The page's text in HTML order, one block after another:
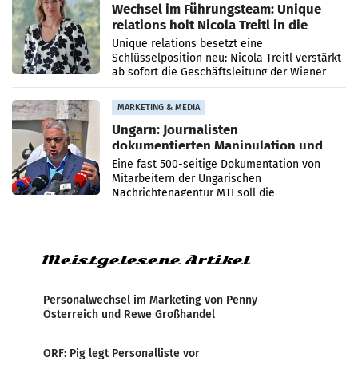
Wechsel im Führungsteam: Unique
relations holt Nicola Treitl in die
Geschäftsleitung
Unique relations besetzt eine
Schlüsselposition neu: Nicola Treitl verstärkt
ab sofort die Geschäftsleitung der Wiener
PR-Agentur an der Seite von Josef Kalina und
Anna Kalina-Mahr.
MARKETING & MEDIA
Ungarn: Journalisten
dokumentierten Manipulation und
Zensur
Eine fast 500-seitige Dokumentation von
Mitarbeitern der Ungarischen
Nachrichtenagentur MTI soll die
systematische Nachrichten-Manipulation und
Meistgelesene Artikel
Personalwechsel im Marketing von Penny
Österreich und Rewe Großhandel
ORF: Pig legt Personalliste vor